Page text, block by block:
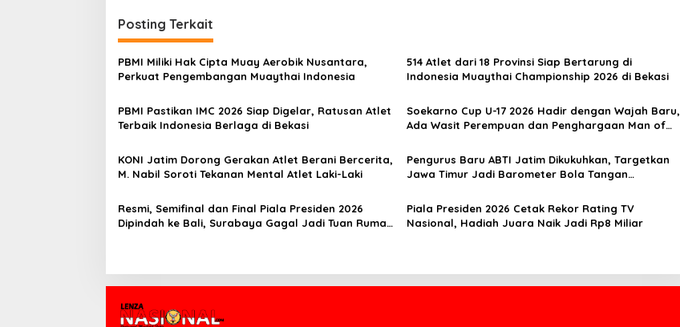
i
g
a
s
i
p
s
Posting Terkait
PBMI Miliki Hak Cipta Muay Aerobik Nusantara,
Perkuat Pengembangan Muaythai Indonesia
514 Atlet dari 18 Provinsi Siap Bertarung di
Indonesia Muaythai Championship 2026 di Bekasi
PBMI Pastikan IMC 2026 Siap Digelar, Ratusan Atlet
Terbaik Indonesia Berlaga di Bekasi
Soekarno Cup U-17 2026 Hadir dengan Wajah Baru,
Ada Wasit Perempuan dan Penghargaan Man of
KONI Jatim Dorong Gerakan Atlet Berani Bercerita,
M. Nabil Soroti Tekanan Mental Atlet Laki-Laki
Pengurus Baru ABTI Jatim Dikukuhkan, Targetkan
Jawa Timur Jadi Barometer Bola Tangan
Resmi, Semifinal dan Final Piala Presiden 2026
Dipindah ke Bali, Surabaya Gagal Jadi Tuan Rumah
Piala Presiden 2026 Cetak Rekor Rating TV
Nasional, Hadiah Juara Naik Jadi Rp8 Miliar